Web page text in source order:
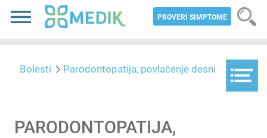
PROVERI SIMPTOME
Bolesti Parodontopatija, povlačenje desni
PARODONTOPATIJA,